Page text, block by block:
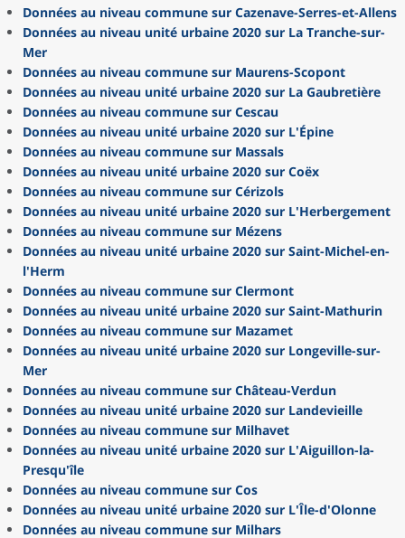
Données au niveau commune sur Cazenave-Serres-et-Allens
Données au niveau unité urbaine 2020 sur La Tranche-sur-
Mer
Données au niveau commune sur Maurens-Scopont
Données au niveau unité urbaine 2020 sur La Gaubretière
Données au niveau commune sur Cescau
Données au niveau unité urbaine 2020 sur L'Épine
Données au niveau commune sur Massals
Données au niveau unité urbaine 2020 sur Coëx
Données au niveau commune sur Cérizols
Données au niveau unité urbaine 2020 sur L'Herbergement
Données au niveau commune sur Mézens
Données au niveau unité urbaine 2020 sur Saint-Michel-en-
l'Herm
Données au niveau commune sur Clermont
Données au niveau unité urbaine 2020 sur Saint-Mathurin
Données au niveau commune sur Mazamet
Données au niveau unité urbaine 2020 sur Longeville-sur-
Mer
Données au niveau commune sur Château-Verdun
Données au niveau unité urbaine 2020 sur Landevieille
Données au niveau commune sur Milhavet
Données au niveau unité urbaine 2020 sur L'Aiguillon-la-
Presqu'île
Données au niveau commune sur Cos
Données au niveau unité urbaine 2020 sur L'Île-d'Olonne
Données au niveau commune sur Milhars